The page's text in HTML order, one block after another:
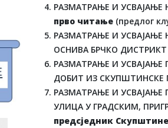
РАЗМАТРАЊЕ И
прво читање (предлог
РАЗМАТРАЊЕ И
ОСНИВА БРЧКО ДИСТРИКТ
РАЗМАТРАЊЕ И
ДОБИТ ИЗ СКУПШТИНСКЕ
РАЗМАТРАЊЕ И
УЛИЦА У ГРАДСКИМ,
предсједник Скупштине